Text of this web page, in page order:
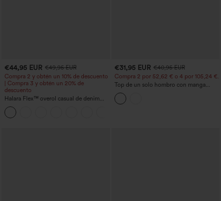
€44,95 EUR €49,95 EUR
Compra 2 y obtén un 10% de descuento
| Compra 3 y obtén un 20% de
descuento
Halara Flex™ overol casual de denim
lavado con escote en V y bolsillos
€31,95 EUR €40,95 EUR
Compra 2 por 52,62 € o 4 por 105,24 €.
Top de un solo hombro con manga
corta, dobladillo curvo high‑low,
sujetador integrado y estampado de
lunares, estilo casual